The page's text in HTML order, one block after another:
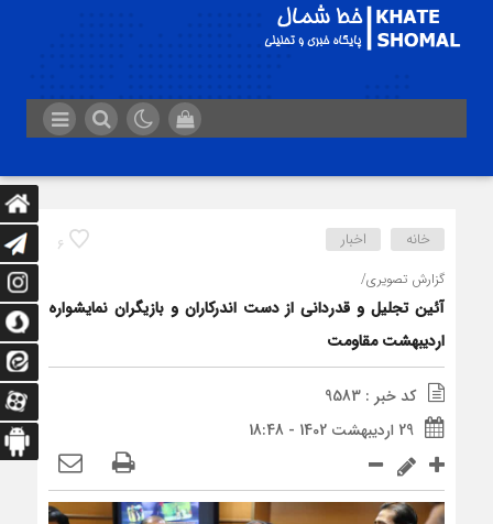
6 خانه اخبار
گزارش تصویری/
آئین تجلیل و قدردانی از دست اندرکاران و بازیگران نمایشواره
اردیبهشت مقاومت
کد خبر : 9583
29 اردیبهشت 1402 - 18:48